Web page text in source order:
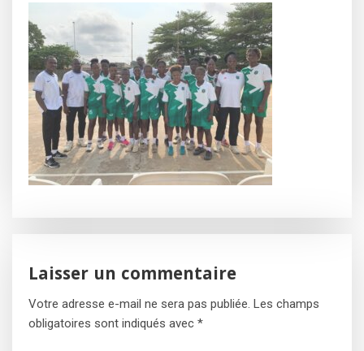
Laisser un commentaire
Votre adresse e-mail ne sera pas publiée. Les champs
obligatoires sont indiqués avec *